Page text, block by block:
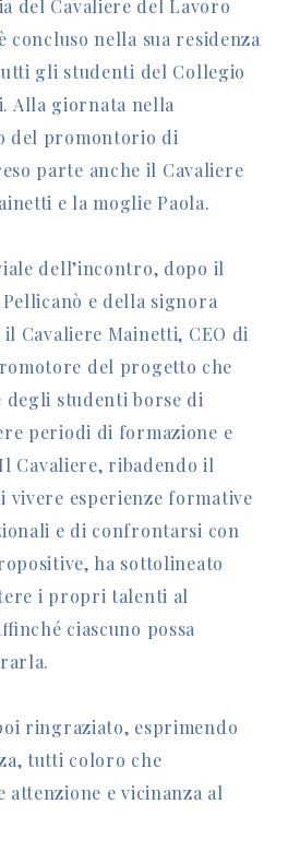
del Cavaliere del Lavoro
concluso nella sua residenza
gli studenti del Collegio
Alla giornata nella
del promontorio di
parte anche il Cavaliere
e la moglie Paola.
dell’incontro, dopo il
e della signora
Cavaliere Mainetti, CEO di
del progetto che
degli studenti borse di
periodi di formazione e
Cavaliere, ribadendo il
vivere esperienze formative
e di confrontarsi con
ha sottolineato
i propri talenti al
ciascuno possa
ringraziato, esprimendo
tutti coloro che
attenzione e vicinanza al